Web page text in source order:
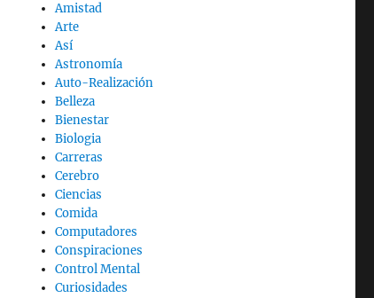
Amistad
Arte
Así
Astronomía
Auto-Realización
Belleza
Bienestar
Biologia
Carreras
Cerebro
Ciencias
Comida
Computadores
Conspiraciones
Control Mental
Curiosidades